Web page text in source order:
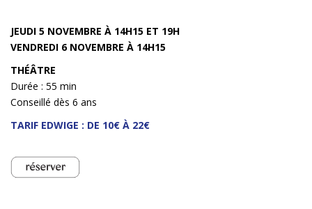
JEUDI 5 NOVEMBRE À 14H15 ET 19H
VENDREDI 6 NOVEMBRE À 14H15
THÉÂTRE
Durée : 55 min
Conseillé dès 6 ans
TARIF EDWIGE : DE 10€ À 22€